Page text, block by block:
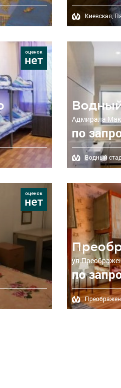
Киевская,
оценок
нет
Адмирала
по
Водный
оценок
нет
по